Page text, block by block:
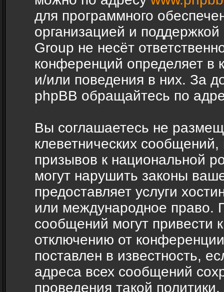
для программного
организацией и
Group не несёт
конференций определяет в
и/или поведения в них. За
phpBB обращайтесь по
Вы соглашаетесь не
клеветнических
призывов к национальной
могут нарушить законы
предоставляет услуги
или международное право.
сообщений могут привести
отключению от
поставлен в известность,
адреса всех сообщений
проведения такой